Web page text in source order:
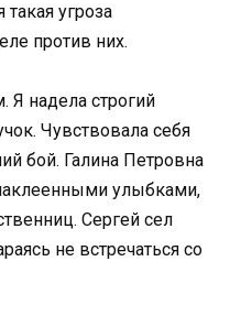
угроза
против них.
Я надела строгий
Чувствовала себя
бой. Галина Петровна
улыбками,
Сергей сел
не встречаться со